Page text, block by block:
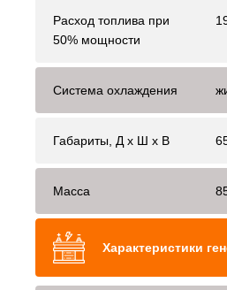
Расход топлива при
50% мощности
Система охлаждения
Габариты, Д x Ш x В
Масса
Характеристики